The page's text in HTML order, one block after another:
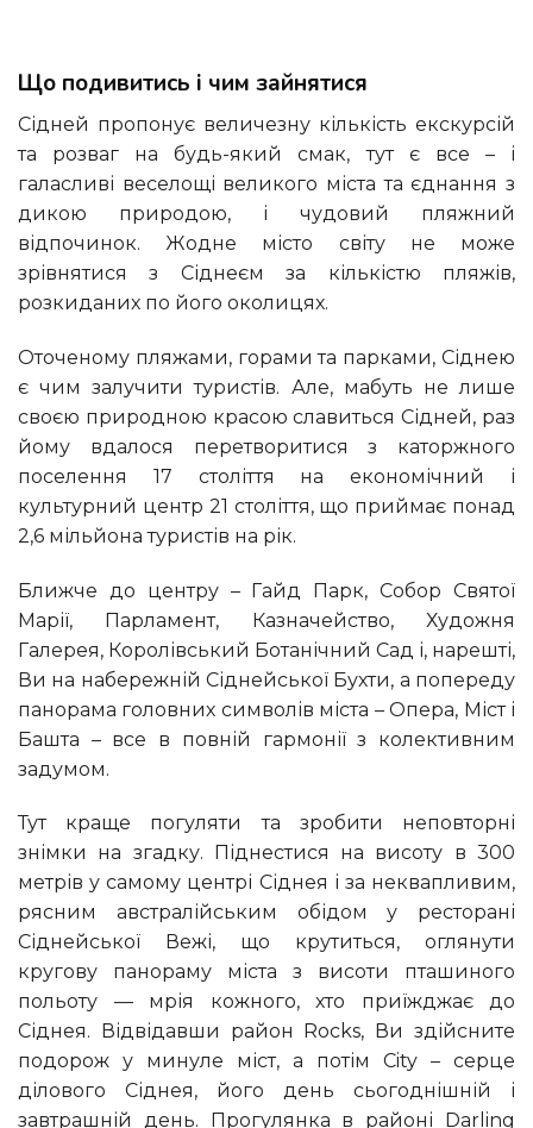
Що подивитись і чим зайнятися
Сідней пропонує величезну кількість екскурсій
та розваг на будь-який смак, тут є все – і
галасливі веселощі великого міста та єднання з
дикою природою, і чудовий пляжний
відпочинок. Жодне місто світу не може
зрівнятися з Сіднеєм за кількістю пляжів,
розкиданих по його околицях.
Оточеному пляжами, горами та парками, Сіднею
є чим залучити туристів. Але, мабуть не лише
своєю природною красою славиться Сідней, раз
йому вдалося перетворитися з каторжного
поселення 17 століття на економічний і
культурний центр 21 століття, що приймає понад
2,6 мільйона туристів на рік.
Ближче до центру – Гайд Парк, Собор Святої
Марії, Парламент, Казначейство, Художня
Галерея, Королівський Ботанічний Сад і, нарешті,
Ви на набережній Сіднейської Бухти, а попереду
панорама головних символів міста – Опера, Міст і
Башта – все в повній гармонії з колективним
задумом.
Тут краще погуляти та зробити неповторні
знімки на згадку. Піднестися на висоту в 300
метрів у самому центрі Сіднея і за неквапливим,
рясним австралійським обідом у ресторані
Сіднейської Вежі, що крутиться, оглянути
кругову панораму міста з висоти пташиного
польоту — мрія кожного, хто приїжджає до
Сіднея. Відвідавши район Rocks, Ви здійсните
подорож у минуле міст, а потім City – серце
ділового Сіднея, його день сьогоднішній і
завтрашній день. Прогулянка в районі Darling